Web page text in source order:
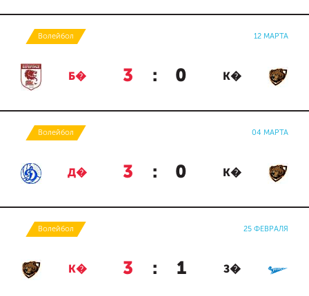
Волейбол 12 МАРТА
Б� 3 : 0 К�
Волейбол 04 МАРТА
Д� 3 : 0 К�
Волейбол 25 ФЕВРАЛЯ
К� 3 : 1 З�